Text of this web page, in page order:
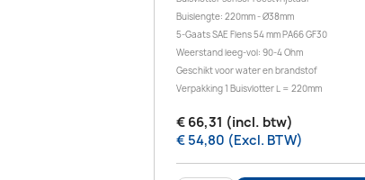
Buislengte: 220mm - Ø38mm
5-Gaats SAE Flens 54 mm PA66 GF30
Weerstand leeg-vol: 90-4 Ohm
Geschikt voor water en brandstof
Verpakking 1 Buisvlotter L = 220mm
€ 66,31 (incl. btw)
€ 54,80 (Excl. BTW)